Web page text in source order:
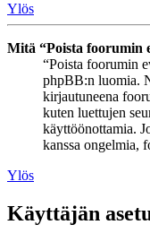
Ylös
Mitä “Poista foorumin
“Poista foorumin
phpBB:n luomia.
kirjautuneena
kuten luettujen
käyttöönottamia.
kanssa ongelmia,
Ylös
Käyttäjän